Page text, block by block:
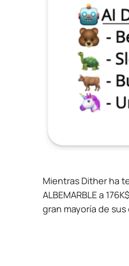
Mientras Dither ha
ALBEMARBLE a
gran mayoría de